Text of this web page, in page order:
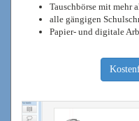
Tauschbörse mit mehr
alle gängigen
Papier- und digitale